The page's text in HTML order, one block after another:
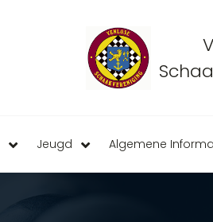
Jeugd Algemene